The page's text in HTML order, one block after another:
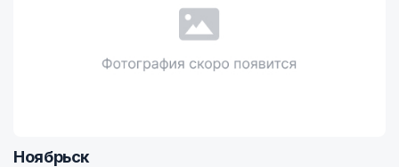
Ноябрьск